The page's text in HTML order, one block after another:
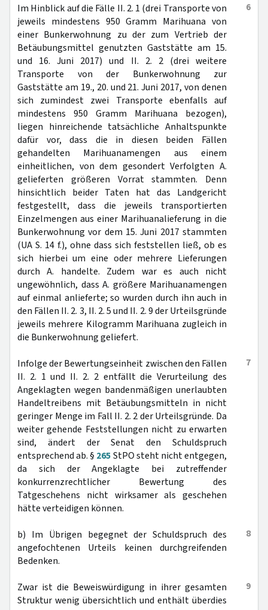
6
Im Hinblick auf die Fälle II. 2. 1 (drei Transporte von
jeweils mindestens 950 Gramm Marihuana von
einer Bunkerwohnung zu der zum Vertrieb der
Betäubungsmittel genutzten Gaststätte am 15.
und 16. Juni 2017) und II. 2. 2 (drei weitere
Transporte von der Bunkerwohnung zur
Gaststätte am 19., 20. und 21. Juni 2017, von denen
sich zumindest zwei Transporte ebenfalls auf
mindestens 950 Gramm Marihuana bezogen),
liegen hinreichende tatsächliche Anhaltspunkte
dafür vor, dass die in diesen beiden Fällen
gehandelten Marihuanamengen aus einem
einheitlichen, von dem gesondert Verfolgten A.
gelieferten größeren Vorrat stammten. Denn
hinsichtlich beider Taten hat das Landgericht
festgestellt, dass die jeweils transportierten
Einzelmengen aus einer Marihuanalieferung in die
Bunkerwohnung vor dem 15. Juni 2017 stammten
(UA S. 14 f.), ohne dass sich feststellen ließ, ob es
sich hierbei um eine oder mehrere Lieferungen
durch A. handelte. Zudem war es auch nicht
ungewöhnlich, dass A. größere Marihuanamengen
auf einmal anlieferte; so wurden durch ihn auch in
den Fällen II. 2. 3, II. 2. 5 und II. 2. 9 der Urteilsgründe
jeweils mehrere Kilogramm Marihuana zugleich in
die Bunkerwohnung geliefert.
7
Infolge der Bewertungseinheit zwischen den Fällen
II. 2. 1 und II. 2. 2 entfällt die Verurteilung des
Angeklagten wegen bandenmäßigen unerlaubten
Handeltreibens mit Betäubungsmitteln in nicht
geringer Menge im Fall II. 2. 2 der Urteilsgründe. Da
weiter gehende Feststellungen nicht zu erwarten
sind, ändert der Senat den Schuldspruch
entsprechend ab. § 265StPO steht nicht entgegen,
da sich der Angeklagte bei zutreffender
konkurrenzrechtlicher Bewertung des
Tatgeschehens nicht wirksamer als geschehen
hätte verteidigen können.
8
b) Im Übrigen begegnet der Schuldspruch des
angefochtenen Urteils keinen durchgreifenden
Bedenken.
9
Zwar ist die Beweiswürdigung in ihrer gesamten
Struktur wenig übersichtlich und enthält überdies